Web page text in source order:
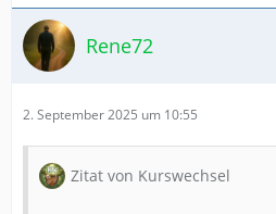
Rene72
2. September 2025 um 10:55
Zitat von Kurswechsel